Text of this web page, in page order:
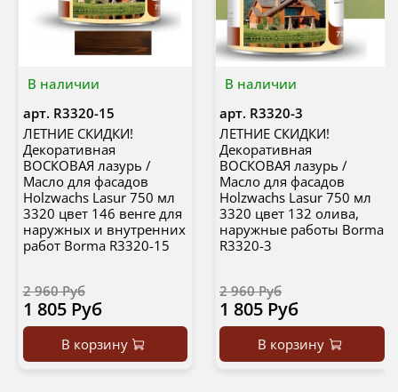
В наличии
арт. R3320-15
ЛЕТНИЕ СКИДКИ!
Декоративная
ВОСКОВАЯ лазурь /
Масло для фасадов
Holzwachs Lasur 750 мл
3320 цвет 146 венге для
наружных и внутренних
работ Borma R3320-15
2 960 Руб
1 805 Руб
В корзину
В наличии
арт. R3320-3
ЛЕТНИЕ СКИДКИ!
Декоративная
ВОСКОВАЯ лазурь /
Масло для фасадов
Holzwachs Lasur 750 мл
3320 цвет 132 олива,
наружные работы Borma
R3320-3
2 960 Руб
1 805 Руб
В корзину